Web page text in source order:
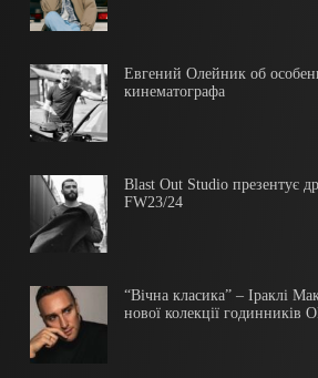
Евгений Олейник об
кинематографа
Blast Out Studio презентує
FW23/24
“Вічна класика” – Іраклі
нової колекції годинників